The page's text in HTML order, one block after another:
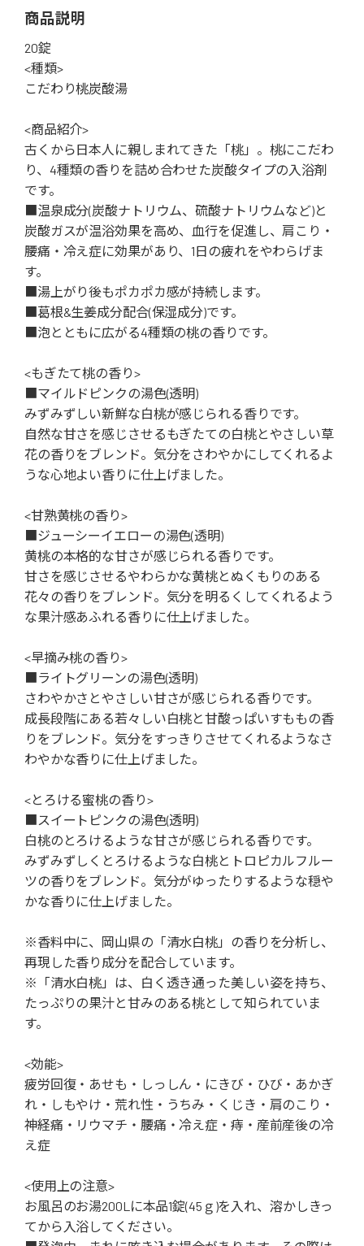
商品説明
20錠
<種類>
こだわり桃炭酸湯
<商品紹介>
古くから日本人に親しまれてきた「桃」。桃にこだわ
り、4種類の香りを詰め合わせた炭酸タイプの入浴剤
です。
■温泉成分(炭酸ナトリウム、硫酸ナトリウムなど)と
炭酸ガスが温浴効果を高め、血行を促進し、肩こり・
腰痛・冷え症に効果があり、1日の疲れをやわらげま
す。
■湯上がり後もポカポカ感が持続します。
■葛根&生姜成分配合(保湿成分)です。
■泡とともに広がる4種類の桃の香りです。
<もぎたて桃の香り>
■マイルドピンクの湯色(透明)
みずみずしい新鮮な白桃が感じられる香りです。
自然な甘さを感じさせるもぎたての白桃とやさしい草
花の香りをブレンド。気分をさわやかにしてくれるよ
うな心地よい香りに仕上げました。
<甘熟黄桃の香り>
■ジューシーイエローの湯色(透明)
黄桃の本格的な甘さが感じられる香りです。
甘さを感じさせるやわらかな黄桃とぬくもりのある
花々の香りをブレンド。気分を明るくしてくれるよう
な果汁感あふれる香りに仕上げました。
<早摘み桃の香り>
■ライトグリーンの湯色(透明)
さわやかさとやさしい甘さが感じられる香りです。
成長段階にある若々しい白桃と甘酸っぱいすももの香
りをブレンド。気分をすっきりさせてくれるようなさ
わやかな香りに仕上げました。
<とろける蜜桃の香り>
■スイートピンクの湯色(透明)
白桃のとろけるような甘さが感じられる香りです。
みずみずしくとろけるような白桃とトロピカルフルー
ツの香りをブレンド。気分がゆったりするような穏や
かな香りに仕上げました。
※香料中に、岡山県の「清水白桃」の香りを分析し、
再現した香り成分を配合しています。
※「清水白桃」は、白く透き通った美しい姿を持ち、
たっぷりの果汁と甘みのある桃として知られていま
す。
<効能>
疲労回復・あせも・しっしん・にきび・ひび・あかぎ
れ・しもやけ・荒れ性・うちみ・くじき・肩のこり・
神経痛・リウマチ・腰痛・冷え症・痔・産前産後の冷
え症
<使用上の注意>
お風呂のお湯200Lに本品1錠(45ｇ)を入れ、溶かしきっ
てから入浴してください。